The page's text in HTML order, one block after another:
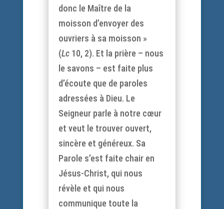
donc le Maître de la
moisson d’envoyer des
ouvriers à sa moisson »
(Lc 10, 2). Et la prière – nous
le savons – est faite plus
d’écoute que de paroles
adressées à Dieu. Le
Seigneur parle à notre cœur
et veut le trouver ouvert,
sincère et généreux. Sa
Parole s’est faite chair en
Jésus-Christ, qui nous
révèle et qui nous
communique toute la